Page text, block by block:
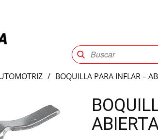
/ BOQUILLA PARA INFLAR –